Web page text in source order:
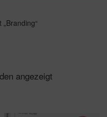
angezeigt